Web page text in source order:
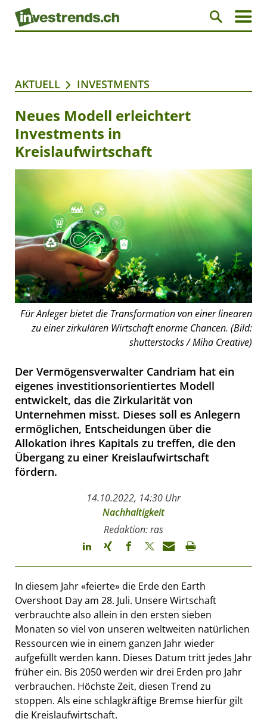
AKTUELL INVESTMENTS
Neues Modell erleichtert
Investments in
Kreislaufwirtschaft
Für Anleger bietet die Transformation von einer linearen
zu einer zirkulären Wirtschaft enorme Chancen. (Bild:
shutterstocks / Miha Creative)
Der Vermögensverwalter Candriam hat ein
eigenes investitionsorientiertes Modell
entwickelt, das die Zirkularität von
Unternehmen misst. Dieses soll es Anlegern
ermöglichen, Entscheidungen über die
Allokation ihres Kapitals zu treffen, die den
Übergang zu einer Kreislaufwirtschaft
fördern.
14.10.2022, 14:30 Uhr
Nachhaltigkeit
Redaktion: ras
In diesem Jahr «feierte» die Erde den Earth
Overshoot Day am 28. Juli. Unsere Wirtschaft
verbrauchte also allein in den ersten sieben
Monaten so viel von unseren weltweiten natürlichen
Ressourcen wie in einem ganzen Jahr wieder
aufgefüllt werden kann. Dieses Datum tritt jedes Jahr
früher ein. Bis 2050 werden wir drei Erden pro Jahr
verbrauchen. Höchste Zeit, diesen Trend zu
stoppen. Als eine schlagkräftige Bremse hierfür gilt
die Kreislaufwirtschaft.